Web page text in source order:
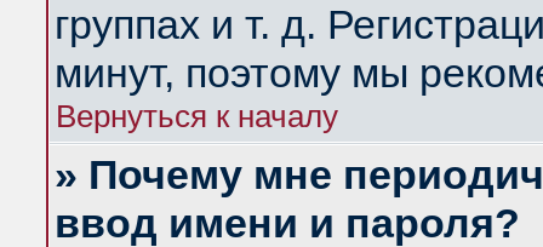
группах и т. д.
минут, поэтому мы
Вернуться к началу
» Почему мне
ввод имени и пароля?